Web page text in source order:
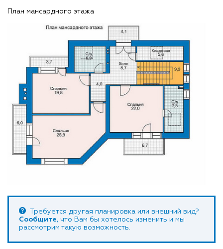
План мансардного этажа
Требуется другая планировка или внешний вид?
Сообщите, что Вам бы хотелось изменить и мы
рассмотрим такую возможность.